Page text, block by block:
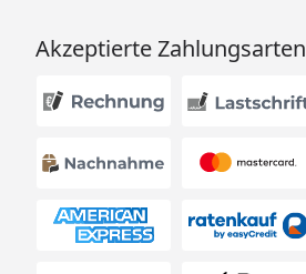
Akzeptierte Zahlungsarten